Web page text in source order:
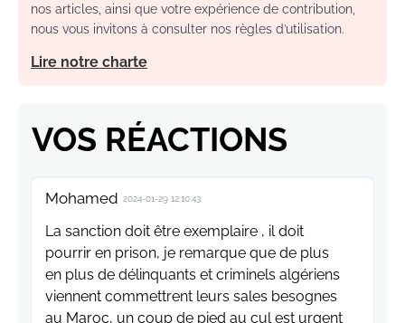
nos articles, ainsi que votre expérience de contribution,
nous vous invitons à consulter nos règles d’utilisation.
Lire notre charte
VOS RÉACTIONS
Mohamed 2024-01-29 12:10:43
La sanction doit être exemplaire , il doit
pourrir en prison, je remarque que de plus
en plus de délinquants et criminels algériens
viennent commettrent leurs sales besognes
au Maroc, un coup de pied au cul est urgent